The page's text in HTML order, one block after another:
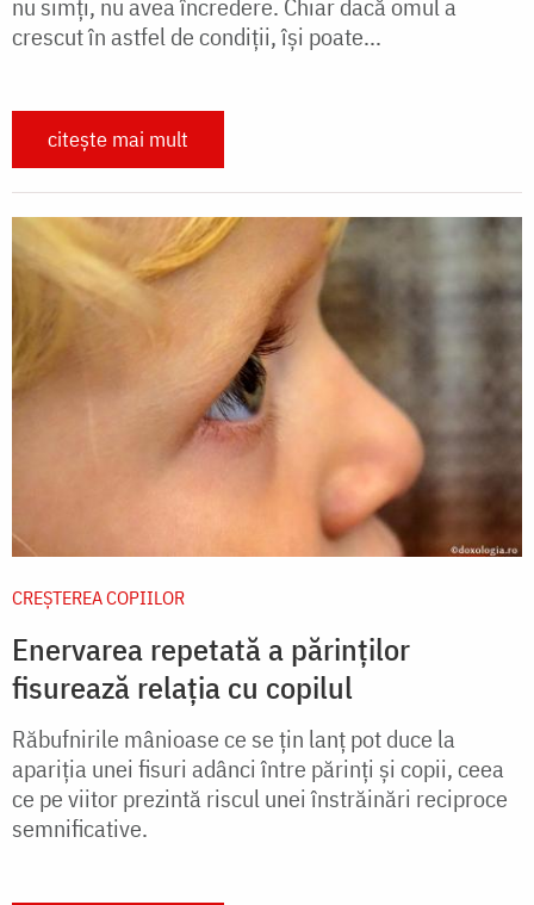
nu simţi, nu avea încredere. Chiar dacă omul a
crescut în astfel de condiţii, îşi poate...
citește mai mult
CREŞTEREA COPIILOR
Enervarea repetată a părinților
fisurează relația cu copilul
Răbufnirile mânioase ce se țin lanț pot duce la
apariția unei fisuri adânci între părinți și copii, ceea
ce pe viitor prezintă riscul unei înstrăinări reciproce
semnificative.